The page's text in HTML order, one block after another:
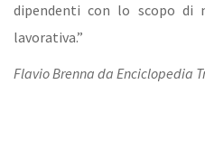
dipendenti con lo scopo di
lavorativa.”
Flavio Brenna da Enciclopedia